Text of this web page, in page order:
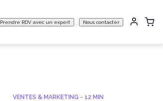
Prendre RDV avec un expert Nous contacter
VENTES & MARKETING - 12 MIN